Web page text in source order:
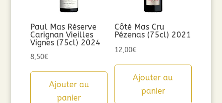
Paul Mas Réserve
Carignan Vieilles
Vignes (75cl) 2024
8,50€
Ajouter au
panier
Côté Mas Cru
Pézenas (75cl) 2021
12,00€
Ajouter au
panier